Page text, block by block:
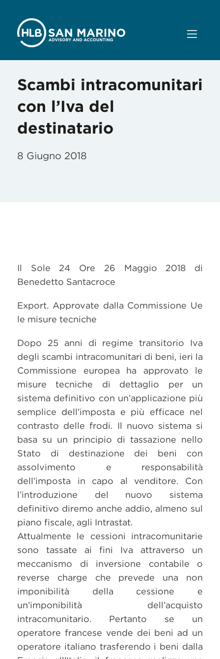
Scambi intracomunitari
con l’Iva del
destinatario
8 Giugno 2018
Il Sole 24 Ore 26 Maggio 2018 di
Benedetto Santacroce
Export. Approvate dalla Commissione Ue
le misure tecniche
Dopo 25 anni di regime transitorio Iva
degli scambi intracomunitari di beni, ieri la
Commissione europea ha approvato le
misure tecniche di dettaglio per un
sistema definitivo con un’applicazione più
semplice dell’imposta e più efficace nel
contrasto delle frodi. Il nuovo sistema si
basa su un principio di tassazione nello
Stato di destinazione dei beni con
assolvimento e responsabilità
dell’imposta in capo al venditore. Con
l’introduzione del nuovo sistema
definitivo diremo anche addio, almeno sul
piano fiscale, agli Intrastat.
Attualmente le cessioni intracomunitarie
sono tassate ai fini Iva attraverso un
meccanismo di inversione contabile o
reverse charge che prevede una non
imponibilità della cessione e
un’imponibilità dell’acquisto
intracomunitario. Pertanto se un
operatore francese vende dei beni ad un
operatore italiano trasferendo i beni dalla